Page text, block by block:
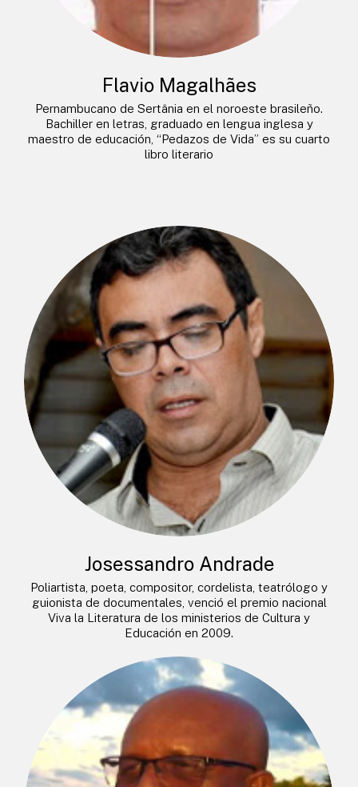
Flavio Magalhães
Pernambucano de Sertânia en el noroeste brasileño.
Bachiller en letras, graduado en lengua inglesa y
maestro de educación, “Pedazos de Vida” es su cuarto
libro literario
Josessandro Andrade
Poliartista, poeta, compositor, cordelista, teatrólogo y
guionista de documentales, venció el premio nacional
Viva la Literatura de los ministerios de Cultura y
Educación en 2009.